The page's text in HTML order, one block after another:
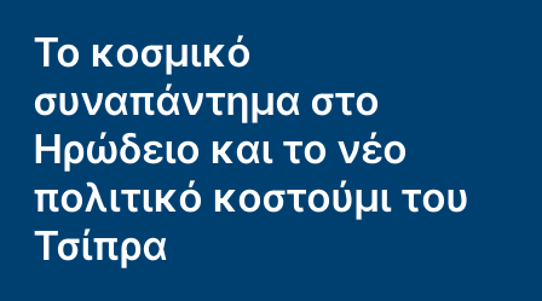
Το κοσμικό
συναπάντημα στο
Ηρώδειο και το νέο
πολιτικό κοστούμι του
Τσίπρα